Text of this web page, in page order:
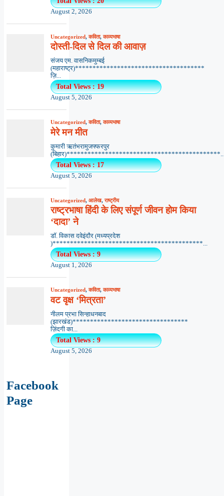
August 2, 2026
Uncategorized,कविता,काव्यभाषा
दोस्ती-दिल से दिल की आवाज़
संजय एम. वासनिकमुम्बई
(महाराष्ट्र)*************************************
ज़ि...
Total Views : 19
August 5, 2026
Uncategorized,कविता,काव्यभाषा
मेरे मन मीत
कुमारी ऋतंभरामुजफ्फरपुर
Total Views : 17
August 5, 2026
Uncategorized, आलेख,राष्ट्रीय
राष्ट्रभाषा हिंदी के लिए संपूर्ण जीवन होम किया
‘दादा’ ने
डॉ. विकास दवेइंदौर (मध्यप्रदेश
)*******************************************...
Total Views : 9
August 1, 2026
Uncategorized,कविता,काव्यभाषा
वट वृक्ष ‘मित्रता’
नीलम प्रभा सिन्हाधनबाद
(झारखंड)*********************************
ज़िंदगी का...
Total Views : 9
August 5, 2026
Facebook
Page